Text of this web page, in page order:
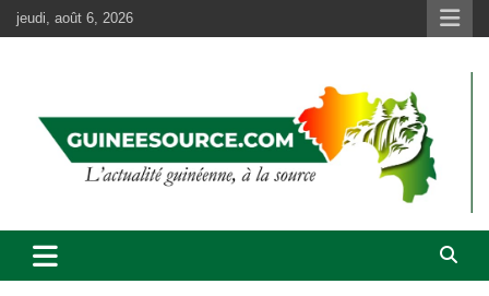
Aller
au
jeudi, août 6, 2026